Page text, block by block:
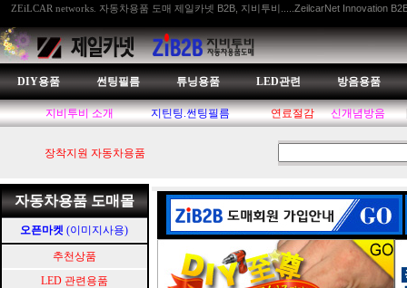
ZEiLCAR networks. 자동차용품 도매 제일카넷 B2B, 지비투비.....ZeilcarNet Innovation
DIY용품 썬팅필름 튜닝용품 LED관련 방음용품
지비투비 소개 지틴팅.썬팅필름 연료절감 신개념방음
장착지원 자동차용품
자동차용품 도매몰
오픈마켓 (이미지사용)
추천상품
LED 관련용품